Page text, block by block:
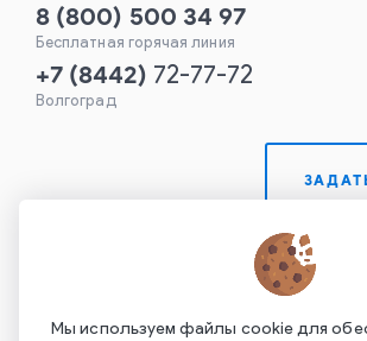
8 (800) 500 34 97
Бесплатная горячая линия
+7 (8442) 72-77-72
Волгоград
Мы используем файлы cookie для